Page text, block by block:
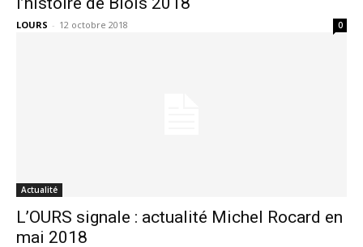
LOURS - 12 octobre 2018 0
Actualité
L’OURS signale : actualité Michel Rocard en
mai 2018